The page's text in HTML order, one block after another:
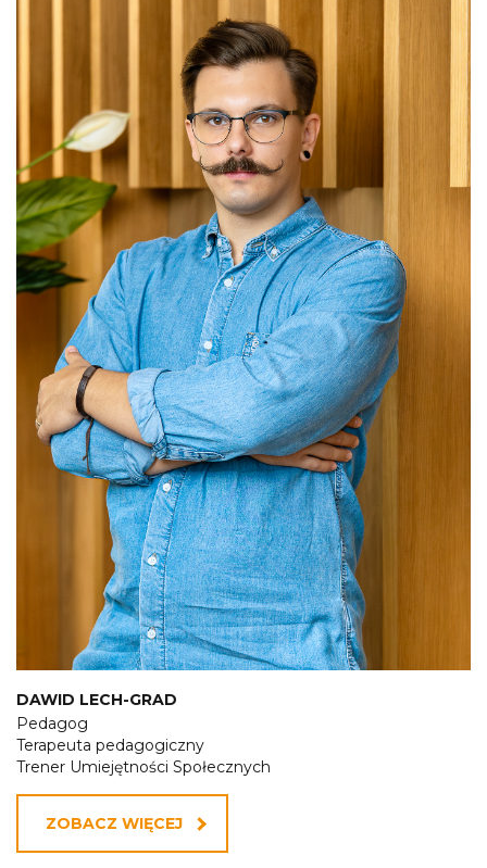
DAWID LECH-GRAD
Pedagog
Terapeuta pedagogiczny
Trener Umiejętności Społecznych
ZOBACZ WIĘCEJ